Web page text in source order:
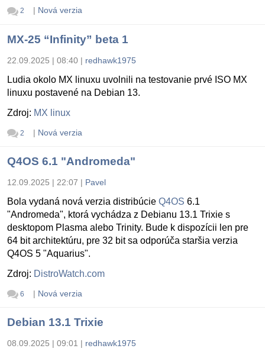
2 | Nová verzia
MX-25 “Infinity” beta 1
22.09.2025 | 08:40 | redhawk1975
Ludia okolo MX linuxu uvolnili na testovanie prvé ISO MX
linuxu postavené na Debian 13.
Zdroj: MX linux
2 | Nová verzia
Q4OS 6.1 "Andromeda"
12.09.2025 | 22:07 | Pavel
Bola vydaná nová verzia distribúcie Q4OS 6.1
"Andromeda", ktorá vychádza z Debianu 13.1 Trixie s
desktopom Plasma alebo Trinity. Bude k dispozícii len pre
64 bit architektúru, pre 32 bit sa odporúča staršia verzia
Q4OS 5 "Aquarius".
Zdroj: DistroWatch.com
6 | Nová verzia
Debian 13.1 Trixie
08.09.2025 | 09:01 | redhawk1975